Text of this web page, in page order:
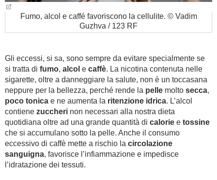
Fumo, alcol e caffé favoriscono la cellulite. © Vadim
Guzhva / 123 RF
Gli eccessi, si sa, sono sempre da evitare specialmente se
si tratta di fumo, alcol e caffè. La nicotina contenuta nelle
sigarette, oltre a danneggiare la salute, non è un toccasana
neppure per la bellezza, perché rende la pelle molto secca,
poco tonica e ne aumenta la ritenzione idrica. L’alcol
contiene zuccheri non necessari alla nostra dieta
quotidiana oltre ad una grande quantità di calorie e tossine
che si accumulano sotto la pelle. Anche il consumo
eccessivo di caffè mette a rischio la circolazione
sanguigna, favorisce l’infiammazione e impedisce
l’idratazione dei tessuti.